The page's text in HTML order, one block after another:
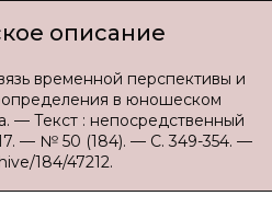
описание
временной перспективы и
в юношеском
— Текст : непосредственный
— № 50 (184). — С. 349-354. —
184/47212.